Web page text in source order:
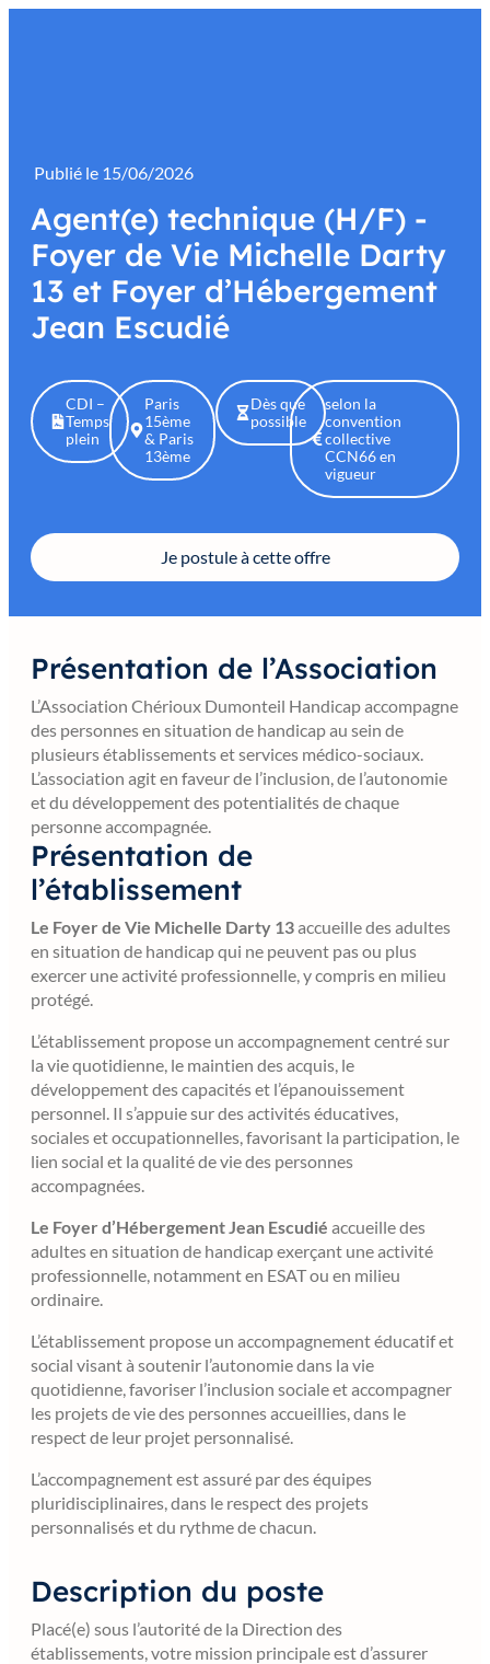
contenu
Publié le 15/06/2026
Agent(e) technique (H/F) -
Foyer de Vie Michelle Darty
13 et Foyer d’Hébergement
Jean Escudié
CDI –
Temps
plein
Paris
15ème
& Paris
13ème
Dès que
possible
selon la
convention
collective
CCN66 en
vigueur
Je postule à cette offre
Présentation de l’Association
L’Association Chérioux Dumonteil Handicap accompagne
des personnes en situation de handicap au sein de
plusieurs établissements et services médico-sociaux.
L’association agit en faveur de l’inclusion, de l’autonomie
et du développement des potentialités de chaque
personne accompagnée.
Présentation de
l’établissement
Le Foyer de Vie Michelle Darty 13accueille des adultes
en situation de handicap qui ne peuvent pas ou plus
exercer une activité professionnelle, y compris en milieu
protégé.
L’établissement propose un accompagnement centré sur
la vie quotidienne, le maintien des acquis, le
développement des capacités et l’épanouissement
personnel. Il s’appuie sur des activités éducatives,
sociales et occupationnelles, favorisant la participation, le
lien social et la qualité de vie des personnes
accompagnées.
Le Foyer d’Hébergement Jean Escudié accueille des
adultes en situation de handicap exerçant une activité
professionnelle, notamment en ESAT ou en milieu
ordinaire.
L’établissement propose un accompagnement éducatif et
social visant à soutenir l’autonomie dans la vie
quotidienne, favoriser l’inclusion sociale et accompagner
les projets de vie des personnes accueillies, dans le
respect de leur projet personnalisé.
L’accompagnement est assuré par des équipes
pluridisciplinaires, dans le respect des projets
personnalisés et du rythme de chacun.
Description du poste
Placé(e) sous l’autorité de la Direction des
établissements, votre mission principale est d’assurer